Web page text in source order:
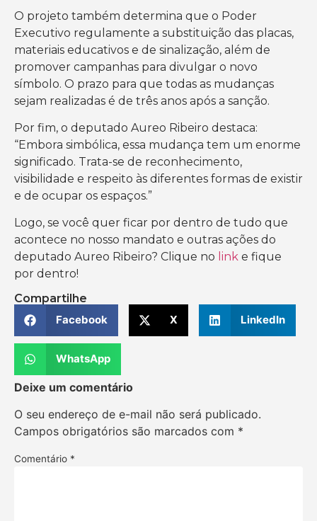
O projeto também determina que o Poder
Executivo regulamente a substituição das placas,
materiais educativos e de sinalização, além de
promover campanhas para divulgar o novo
símbolo. O prazo para que todas as mudanças
sejam realizadas é de três anos após a sanção.
Por fim, o deputado Aureo Ribeiro destaca:
“Embora simbólica, essa mudança tem um enorme
significado. Trata-se de reconhecimento,
visibilidade e respeito às diferentes formas de existir
e de ocupar os espaços.”
Logo, se você quer ficar por dentro de tudo que
acontece no nosso mandato e outras ações do
deputado Aureo Ribeiro? Clique no link e fique
por dentro!
Compartilhe
Facebook
X LinkedIn
WhatsApp
Deixe um comentário
O seu endereço de e-mail não será publicado.
Campos obrigatórios são marcados com *
Comentário *